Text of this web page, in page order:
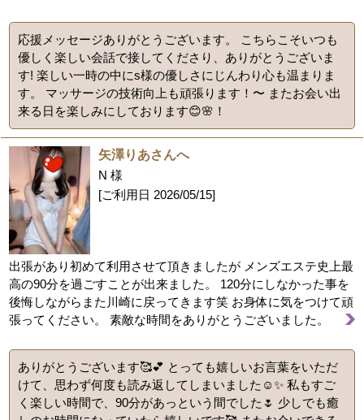
応援メッセージありがとうございます。 こちらこそいつも
優しく楽しい会話で接してくださり、ありがとうございま
す! 楽しい一時の中にs様の優しさにじんわり心も温まりま
す。 マッサージの技術向上も頑張ります！〜 またお会い出
来る日を楽しみにしております😊🌸！
矢澤りあさんへ
N 様
[ご利用日 2026/05/15]
出張があり初めて利用させて頂きましたが メンズエステ史上最
高の90分を過ごすことが出来ました。 120分にしなかった事を
後悔しながらまた川崎に戻ってきます笑 お身体に気をつけて頑
張ってください。 素敵な時間をありがとうございました。
ありがとうございます🥰💕 とっても嬉しいお言葉をいただ
けて、思わず何度も読み返してしまいました☺️✨ 私もすご
く楽しい時間で、90分があっという間でした🌷 少しでも癒